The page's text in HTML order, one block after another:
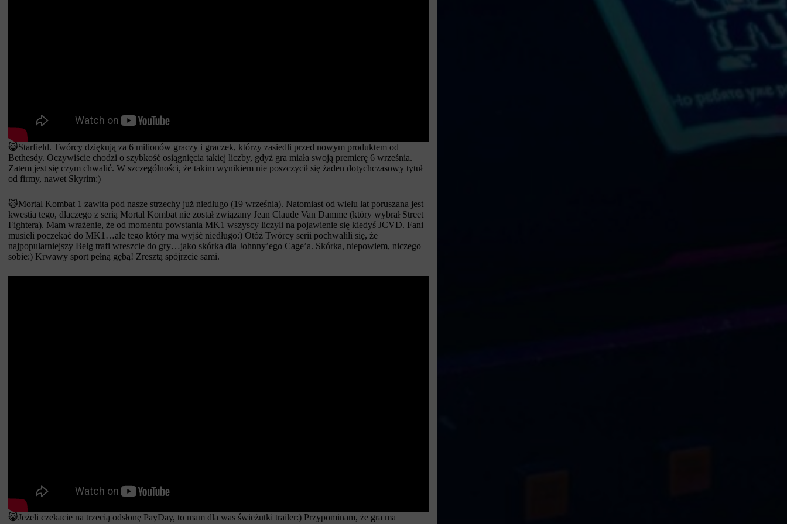
😺Starfield. Twórcy dziękują za 6 milionów graczy i graczek, którzy zasiedli przed nowym produktem od
Bethesdy. Oczywiście chodzi o szybkość osiągnięcia takiej liczby, gdyż gra miała swoją premierę 6 września.
Zatem jest się czym chwalić. W szczególności, że takim wynikiem nie poszczycił się żaden dotychczasowy tytuł
od firmy, nawet Skyrim:)
😺Mortal Kombat 1 zawita pod nasze strzechy już niedługo (19 września). Natomiast od wielu lat poruszana jest
kwestia tego, dlaczego z serią Mortal Kombat nie został związany Jean Claude Van Damme (który wybrał Street
Fightera). Mam wrażenie, że od momentu powstania MK1 wszyscy liczyli na pojawienie się kiedyś JCVD. Fani
musieli poczekać do MK1…ale tego który ma wyjść niedługo:) Otóż Twórcy serii pochwalili się, że
najpopularniejszy Belg trafi wreszcie do gry…jako skórka dla Johnny’ego Cage’a. Skórka, niepowiem, niczego
sobie:) Krwawy sport pełną gębą! Zresztą spójrzcie sami.
😺Jeżeli czekacie na trzecią odsłonę PayDay, to mam dla was świeżutki trailer:) Przypominam, że gra ma